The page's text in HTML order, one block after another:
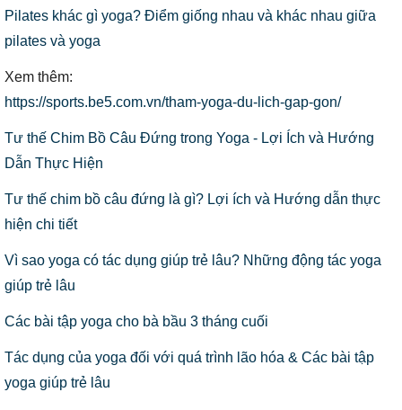
Pilates khác gì yoga? Điểm giống nhau và khác nhau giữa
pilates và yoga
Xem thêm:
https://sports.be5.com.vn/tham-yoga-du-lich-gap-gon/
Tư thế Chim Bồ Câu Đứng trong Yoga - Lợi Ích và Hướng
Dẫn Thực Hiện
Tư thế chim bồ câu đứng là gì? Lợi ích và Hướng dẫn thực
hiện chi tiết
Vì sao yoga có tác dụng giúp trẻ lâu? Những động tác yoga
giúp trẻ lâu
Các bài tập yoga cho bà bầu 3 tháng cuối
Tác dụng của yoga đối với quá trình lão hóa & Các bài tập
yoga giúp trẻ lâu